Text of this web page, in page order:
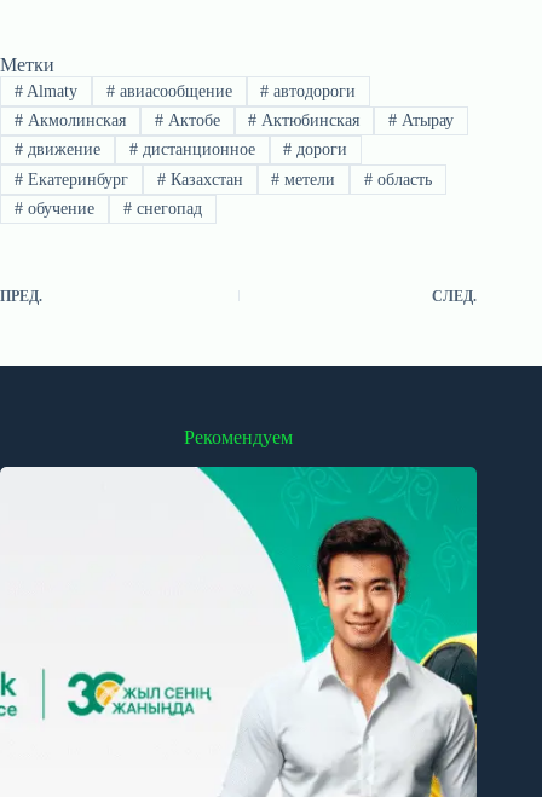
Метки
#Almaty #авиасообщение # автодороги
#Акмолинская #Актобе # Актюбинская # Атырау
#движение #дистанционное # дороги
#Екатеринбург #Казахстан # метели # область
#обучение #снегопад
ПРЕД. СЛЕД.
Рекомендуем